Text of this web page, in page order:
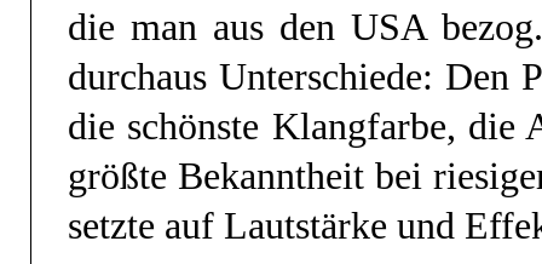
die man aus den USA
durchaus Unterschiede: Den
die schönste Klangfarbe,
größte Bekanntheit bei
setzte auf Lautstärke und